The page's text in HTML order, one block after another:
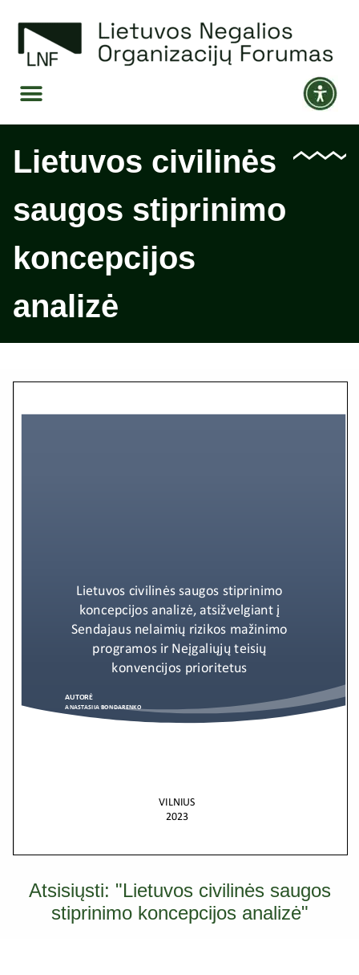
Lietuvos civilinės
saugos stiprinimo
koncepcijos
analizė
Atsisiųsti: "Lietuvos civilinės saugos
stiprinimo koncepcijos analizė"